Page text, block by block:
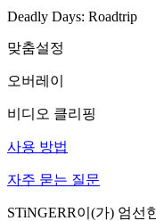
Deadly Days: Roadtrip
맞춤설정
오버레이
비디오 클리핑
사용 방법
자주 묻는 질문
STiNGERR이(가) 엄선